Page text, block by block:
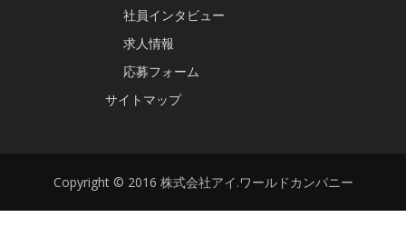
社員インタビュー
求人情報
応募フォーム
サイトマップ
Copyright © 2016 株式会社アイ.ワールドカンパニー